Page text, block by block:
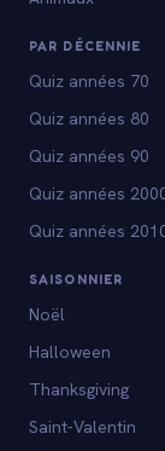
PAR DÉCENNIE
Quiz années 70
Quiz années 80
Quiz années 90
Quiz années
Quiz années
SAISONNIER
Noël
Halloween
Thanksgiving
Saint-Valentin